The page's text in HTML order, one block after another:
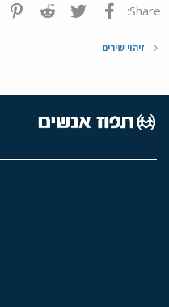
Share: פייסבוק Twitter
Reddit
זיהוי שירים